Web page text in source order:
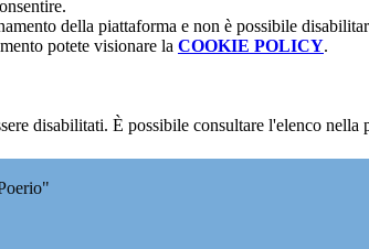
della piattaforma e non è possibile
potete visionare la COOKIE POLICY.
disabilitati. È possibile consultare l'elenco nella